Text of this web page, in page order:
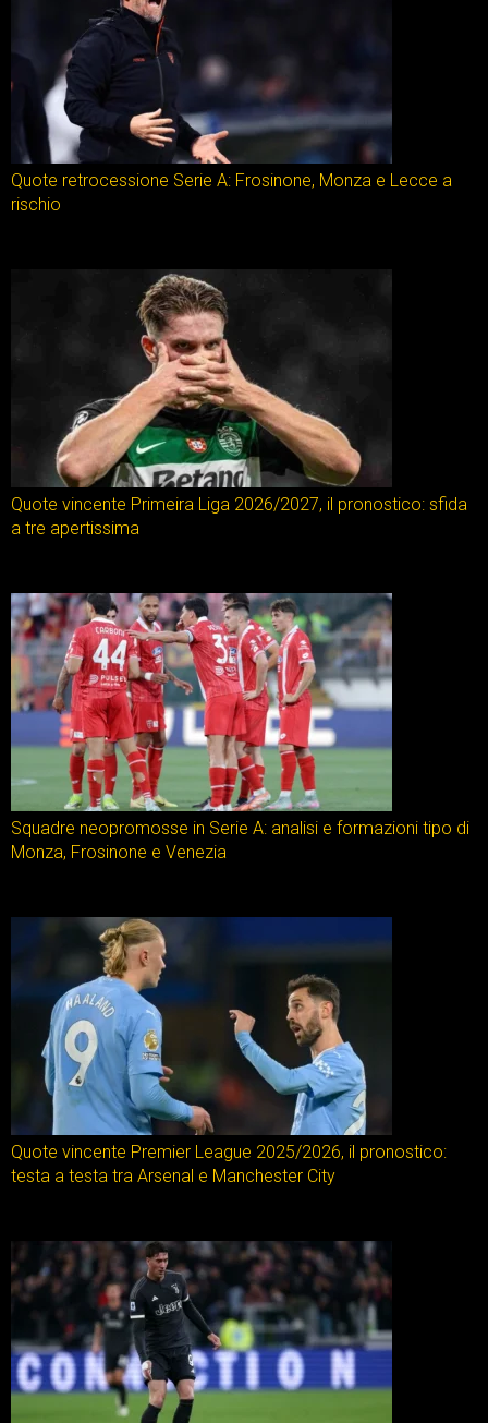
Quote retrocessione Serie A: Frosinone, Monza e Lecce a
rischio
Quote vincente Primeira Liga 2026/2027, il pronostico: sfida
a tre apertissima
Squadre neopromosse in Serie A: analisi e formazioni tipo di
Monza, Frosinone e Venezia
Quote vincente Premier League 2025/2026, il pronostico:
testa a testa tra Arsenal e Manchester City